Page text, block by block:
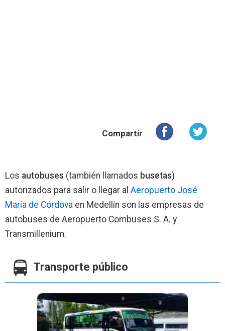
Compartir
Los autobuses (también llamados busetas)
autorizados para salir o llegar al Aeropuerto José
María de Córdova en Medellín son las empresas de
autobuses de Aeropuerto Combuses S. A. y
Transmillenium.
Transporte público